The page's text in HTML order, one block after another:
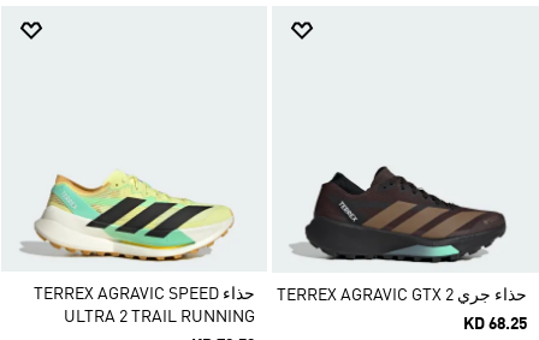
حذاء جري TERREX AGRAVIC GTX 2
KD 68.25
حذاء TERREX AGRAVIC SPEED
ULTRA 2 TRAIL RUNNING